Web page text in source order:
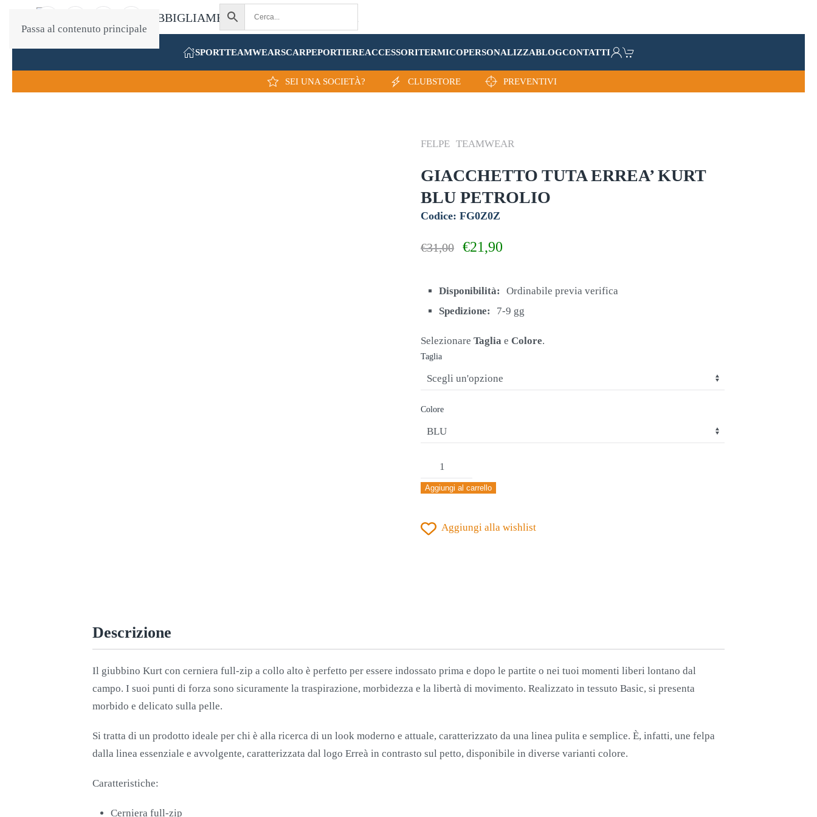
Passa al contenuto principale
SPORTTEAMWEARSCARPEPORTIEREACCESSORITERMICOPERSONALIZZABLOGCONTATTI
SEI UNA SOCIETÀ? CLUBSTORE PREVENTIVI
FELPE TEAMWEAR
GIACCHETTO TUTA ERREA’ KURT
BLU PETROLIO
Codice: FG0Z0Z
€31,00
era:
€21,90
è:
Disponibilità:
Ordinabile previa verifica
Spedizione:
7-9 gg
Selezionare Taglia e Colore.
Taglia
Colore
GIACCHETTO
TUTA
BLU
Aggiungi al carrello
Aggiungi alla wishlist
Descrizione
Il giubbino Kurt con cerniera full-zip a collo alto è perfetto per essere indossato prima e dopo le partite o nei tuoi momenti liberi lontano dal
campo. I suoi punti di forza sono sicuramente la traspirazione, morbidezza e la libertà di movimento. Realizzato in tessuto Basic, si presenta
morbido e delicato sulla pelle.
Si tratta di un prodotto ideale per chi è alla ricerca di un look moderno e attuale, caratterizzato da una linea pulita e semplice. È, infatti, une felpa
dalla linea essenziale e avvolgente, caratterizzata dal logo Erreà in contrasto sul petto, disponibile in diverse varianti colore.
Caratteristiche:
Cerniera full-zip